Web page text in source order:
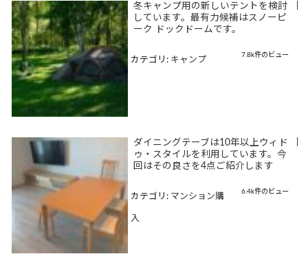
冬キャンプ用の新しいテントを検討
しています。最有力候補はスノーピ
ーク ドックドームです。
7.8k件のビュー
カテゴリ: キャンプ
ダイニングテーブは10年以上ウィド
ゥ・スタイルを利用しています。今
回はその良さを4点ご紹介します
6.4k件のビュー
カテゴリ: マンション購
入